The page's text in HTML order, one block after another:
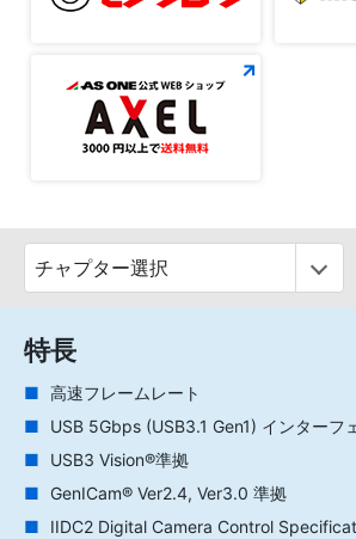
特長
高速フレームレート
USB 5Gbps (USB3.1 Gen1) インターフ
USB3 Vision®準拠
GenICam® Ver2.4, Ver3.0 準拠
IIDC2 Digital Camera Control